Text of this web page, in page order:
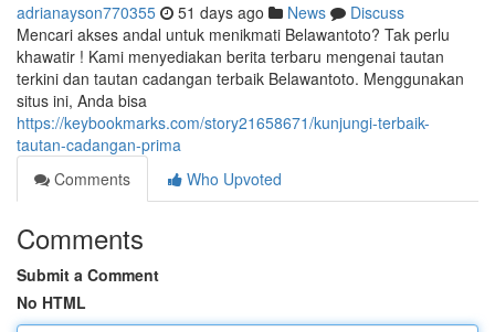
adrianayson770355 51 days ago News
Discuss
Mencari akses andal untuk menikmati Belawantoto? Tak perlu
khawatir ! Kami menyediakan berita terbaru mengenai tautan
terkini dan tautan cadangan terbaik Belawantoto. Menggunakan
situs ini, Anda bisa
https://keybookmarks.com/story21658671/kunjungi-terbaik-
tautan-cadangan-prima
Comments
Who Upvoted
Comments
Submit a Comment
No HTML